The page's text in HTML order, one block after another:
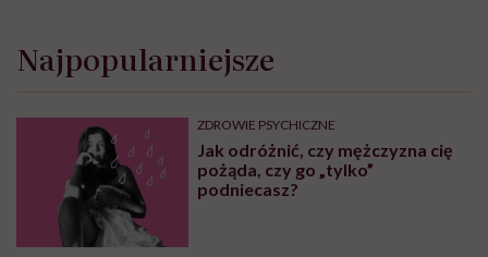
Najpopularniejsze
ZDROWIE PSYCHICZNE
Jak odróżnić, czy mężczyzna cię
pożąda, czy go „tylko”
podniecasz?